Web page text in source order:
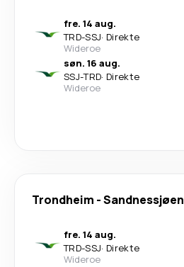
fre. 14 aug.
TRD-SSJ· Direkte
Wideroe
søn. 16 aug.
SSJ-TRD· Direkte
Wideroe
Trondheim -Sandnessjøen
fre. 14 aug.
TRD-SSJ· Direkte
Wideroe